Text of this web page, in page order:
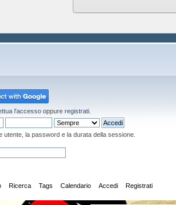
l'accesso oppure registrati
utente, la password e la durata della sessione.
Ricerca Tags Calendario Accedi Registrati